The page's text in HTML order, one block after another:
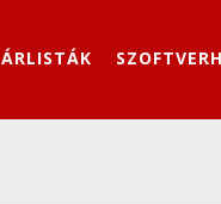
ÁRLISTÁK